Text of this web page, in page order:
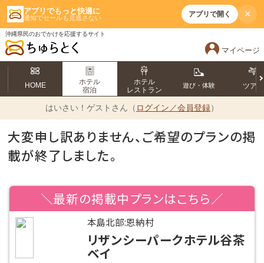
アプリでもっと快適に
通知でセールも見逃さない アプリで開く ×
沖縄県民のおでかけを応援するサイト
マイページ
HOME
ホテル
宿泊
ホテル
レストラン
遊び・体験 ツアー
はいさい！ ゲストさん（ ログイン／会員登録）
大変申し訳ありません、ご希望のプランの掲
載が終了しました。
＼最新の掲載中プランはこちら／
本島北部:恩納村
リザンシーパークホテル谷茶
ベイ